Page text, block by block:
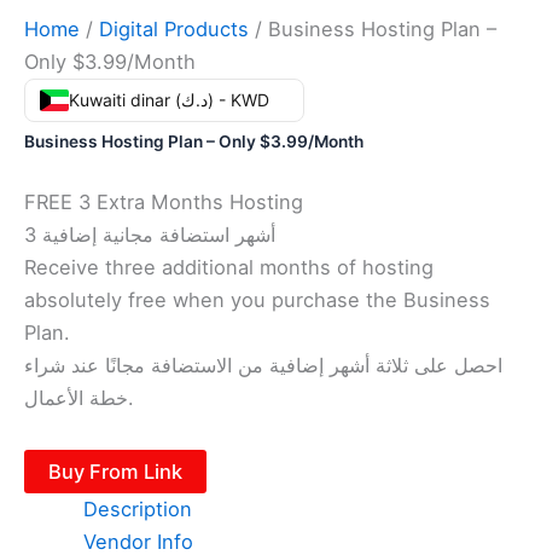
Home / Digital Products / Business Hosting Plan –
Only $3.99/Month
Kuwaiti dinar (د.ك) - KWD
Business Hosting Plan – Only $3.99/Month
FREE 3 Extra Months Hosting
3 أشهر استضافة مجانية إضافية
Receive three additional months of hosting
absolutely free when you purchase the Business
Plan.
احصل على ثلاثة أشهر إضافية من الاستضافة مجانًا عند شراء
خطة الأعمال.
Buy From Link
Description
Vendor Info